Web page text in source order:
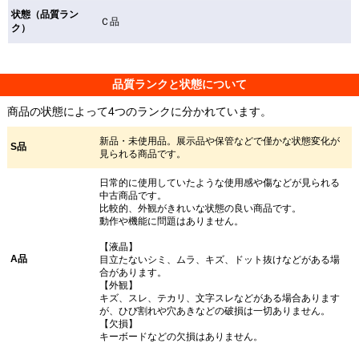
状態（品質ラン
ク）
Ｃ品
品質ランクと状態について
商品の状態によって4つのランクに分かれています。
S品
新品・未使用品。展示品や保管などで僅かな状態変化が
見られる商品です。
A品
日常的に使用していたような使用感や傷などが見られる
中古商品です。
比較的、外観がきれいな状態の良い商品です。
動作や機能に問題はありません。
【液晶】
目立たないシミ、ムラ、キズ、ドット抜けなどがある場
合があります。
【外観】
キズ、スレ、テカリ、文字スレなどがある場合あります
が、ひび割れや穴あきなどの破損は一切ありません。
【欠損】
キーボードなどの欠損はありません。